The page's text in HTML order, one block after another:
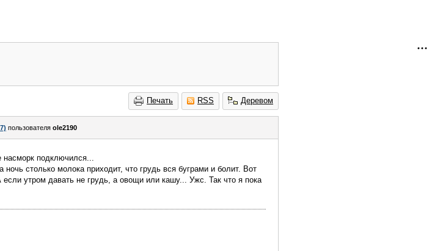
Печать RSS Деревом
пользователя ole2190
насморк подключился...
столько молока приходит, что грудь вся буграми и болит. Вот
утром давать не грудь, а овощи или кашу... Ужс. Так что я пока